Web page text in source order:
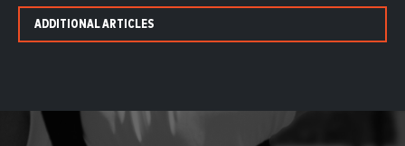
ADDITIONAL ARTICLES